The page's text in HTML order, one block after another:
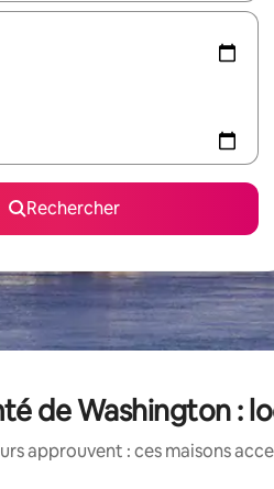
Rechercher
de Washington :
approuvent : ces maisons